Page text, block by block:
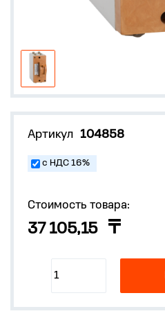
Артикул 104858
с НДС 16%
Стоимость товара:
37 105,15